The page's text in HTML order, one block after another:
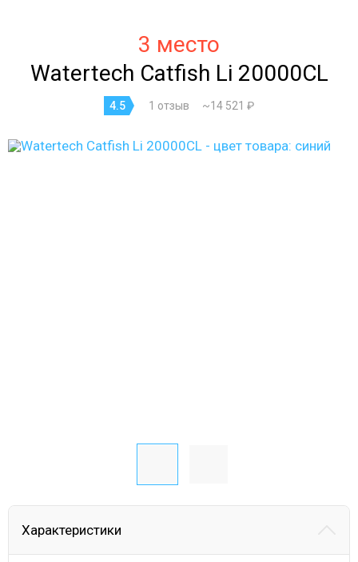
3 место
Watertech Catfish Li 20000CL
4.5 1 отзыв ~14 521 ₽
Характеристики